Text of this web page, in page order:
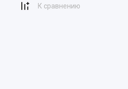
К сравнению